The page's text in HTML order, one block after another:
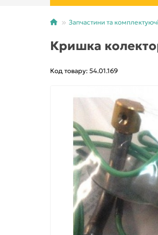
Запчастини та комплектуючі
Кришка
Код товару: 54.01.169